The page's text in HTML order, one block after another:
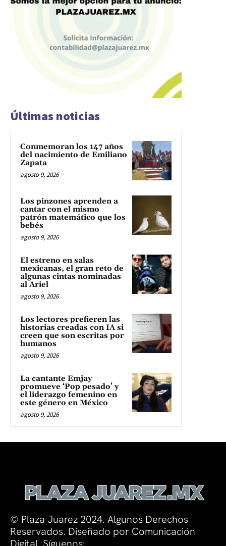
Últimas noticias
Conmemoran los 147 años
del nacimiento de Emiliano
Zapata
agosto 9, 2026
Los pinzones aprenden a
cantar con el mismo
patrón matemático que los
bebés
agosto 9, 2026
El estreno en salas
mexicanas, el gran reto de
algunas cintas nominadas
al Ariel
agosto 9, 2026
Los lectores prefieren las
historias creadas con IA si
creen que son escritas por
humanos
agosto 9, 2026
La cantante Emjay
promueve ‘Pop pesado’ y
el liderazgo femenino en
este género en México
agosto 9, 2026
© Plaza Juarez 2024. Algunos Derechos
Reservados. Diseñado por Comunicación